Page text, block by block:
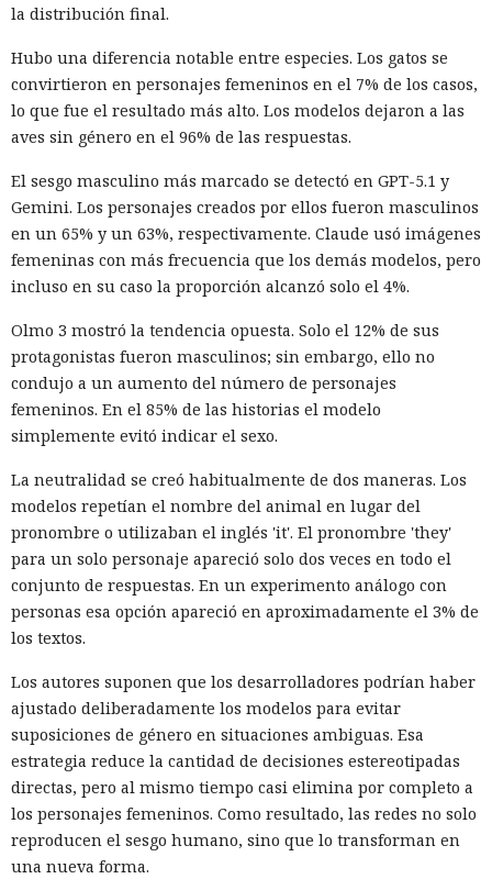
Las bases de datos suelen percibirse como un almacén de
información, no como una herramienta para el hacking,
pero los atacantes encontraron la forma de convertir Oracle
Database en una plataforma de ataque. La empresa
Huntressdetectó un casoen el que los piratas informáticos
instalaron el conjunto de herramientas de postexplotación
khunt directamente dentro de la base de datos Oracle, que
se utilizó para acceder a la red corporativa.
El incidente se registró el 27 de julio de este año, cuando la
plataforma Huntress detectó el robo de credenciales en un
servidor con Oracle. Los registros de Apache mostraron que
el acceso se obtuvo a través de una función de búsqueda
vulnerable de una aplicación Java pública en Apache
Tomcat. La función de autocompletar en la búsqueda no
validaba los datos introducidos, lo que permitió enviar
comandos SQL directamente a la base. Las solicitudes
178.162.151[.]229.
Oracle incluye una máquina virtual Java integrada y el
operador CREATE JAVA SOURCE, que permite almacenar y
compilar código Java como objeto de base de datos. Tales
objetos se pueden ejecutar con comandos SQL y, con ciertas
configuraciones, permitir la ejecución de comandos del
sistema operativo. Los atacantes aprovecharon esto y
la distribución final.
Hubo una diferencia notable entre especies. Los gatos se
convirtieron en personajes femeninos en el 7% de los casos,
lo que fue el resultado más alto. Los modelos dejaron a las
aves sin género en el 96% de las respuestas.
El sesgo masculino más marcado se detectó en GPT-5.1 y
Gemini. Los personajes creados por ellos fueron masculinos
en un 65% y un 63%, respectivamente. Claude usó imágenes
femeninas con más frecuencia que los demás modelos, pero
incluso en su caso la proporción alcanzó solo el 4%.
Olmo 3 mostró la tendencia opuesta. Solo el 12% de sus
protagonistas fueron masculinos; sin embargo, ello no
condujo a un aumento del número de personajes
femeninos. En el 85% de las historias el modelo
simplemente evitó indicar el sexo.
La neutralidad se creó habitualmente de dos maneras. Los
modelos repetían el nombre del animal en lugar del
pronombre o utilizaban el inglés 'it'. El pronombre 'they'
para un solo personaje apareció solo dos veces en todo el
conjunto de respuestas. En un experimento análogo con
personas esa opción apareció en aproximadamente el 3% de
los textos.
Los autores suponen que los desarrolladores podrían haber
ajustado deliberadamente los modelos para evitar
suposiciones de género en situaciones ambiguas. Esa
estrategia reduce la cantidad de decisiones estereotipadas
directas, pero al mismo tiempo casi elimina por completo a
los personajes femeninos. Como resultado, las redes no solo
reproducen el sesgo humano, sino que lo transforman en
una nueva forma.